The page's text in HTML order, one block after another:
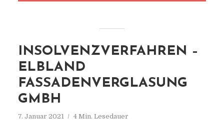
INSOLVENZVERFAHREN –
ELBLAND
FASSADENVERGLASUNG
GMBH
7. Januar 2021 4 Min. Lesedauer